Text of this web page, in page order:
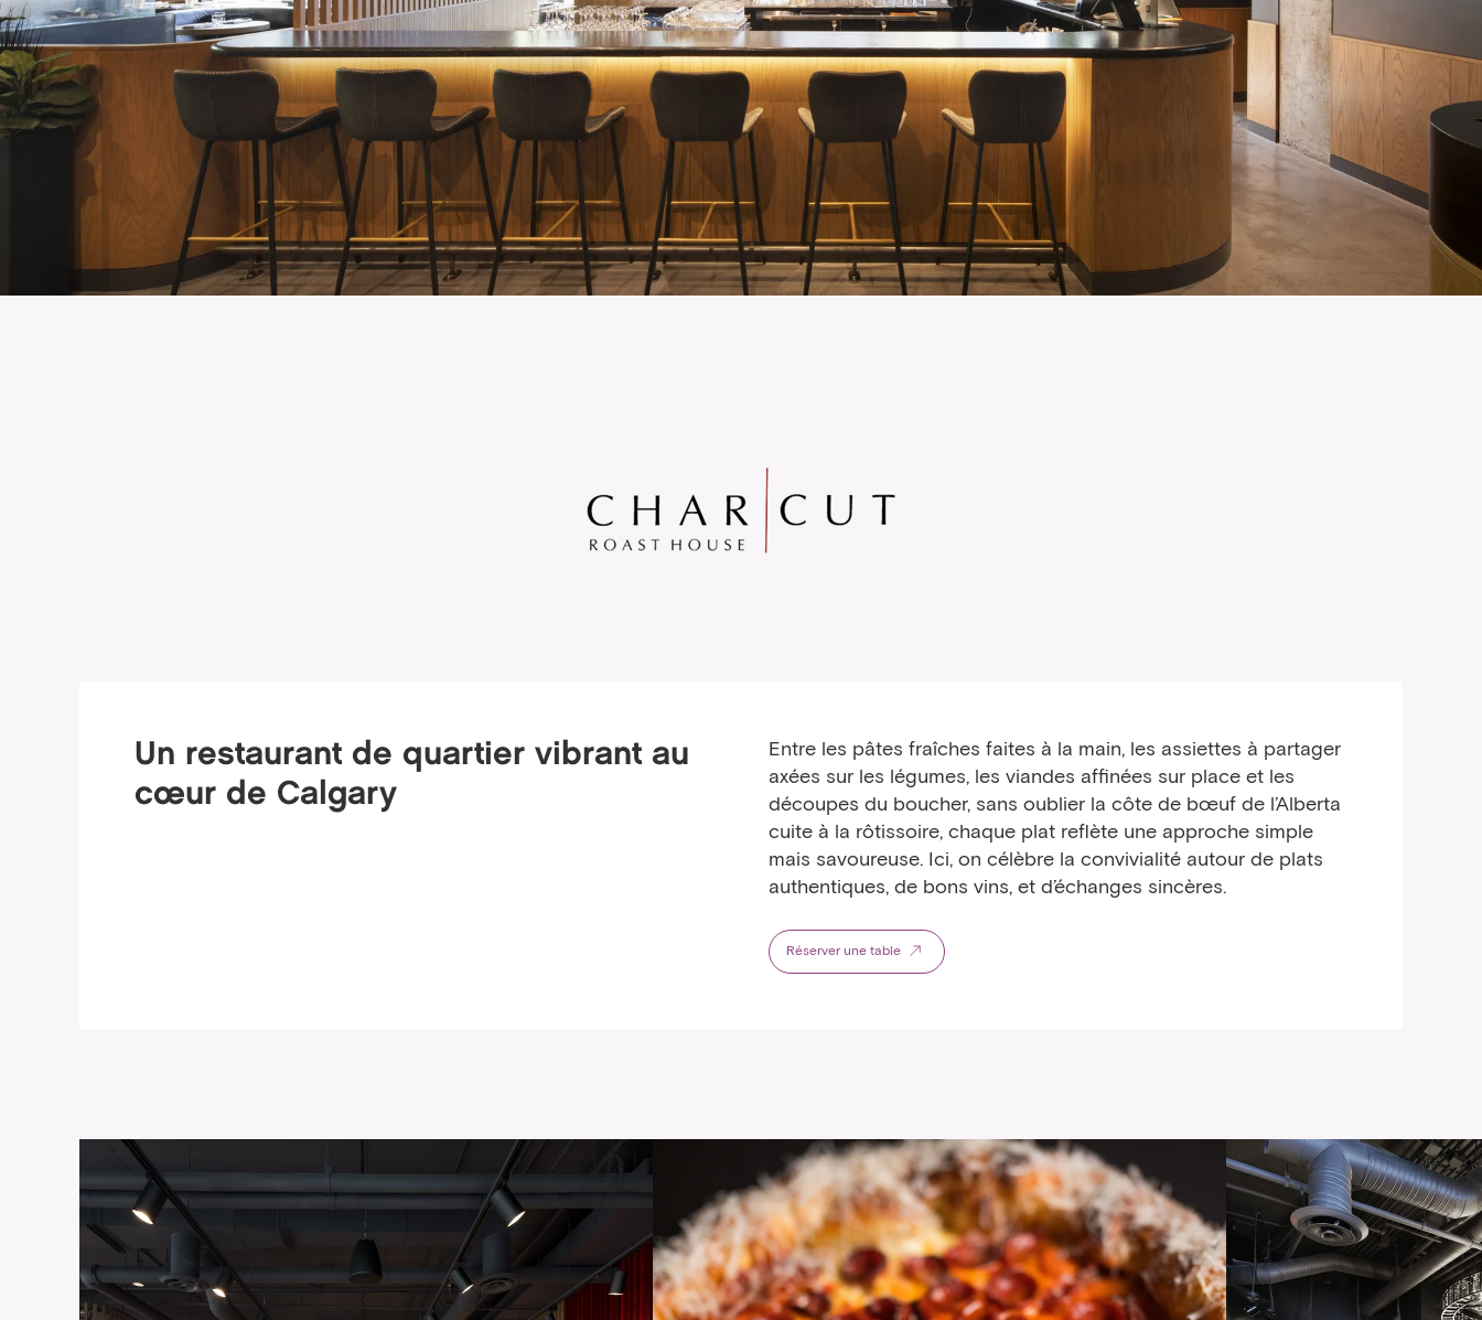
Un restaurant de quartier vibrant au
cœur de Calgary
Entre les pâtes fraîches faites à la main, les assiettes à partager
axées sur les légumes, les viandes affinées sur place et les
découpes du boucher, sans oublier la côte de bœuf de l’Alberta
cuite à la rôtissoire, chaque plat reflète une approche simple
mais savoureuse. Ici, on célèbre la convivialité autour de plats
authentiques, de bons vins, et d’échanges sincères.
Réserver une table